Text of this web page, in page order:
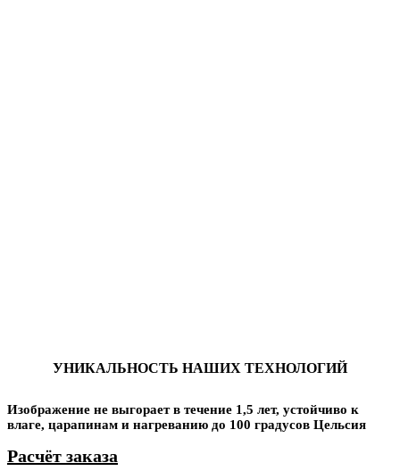
УНИКАЛЬНОСТЬ НАШИХ ТЕХНОЛОГИЙ
Изображение не выгорает в течение 1,5 лет, устойчиво к
влаге, царапинам и нагреванию до 100 градусов Цельсия
Расчёт заказа